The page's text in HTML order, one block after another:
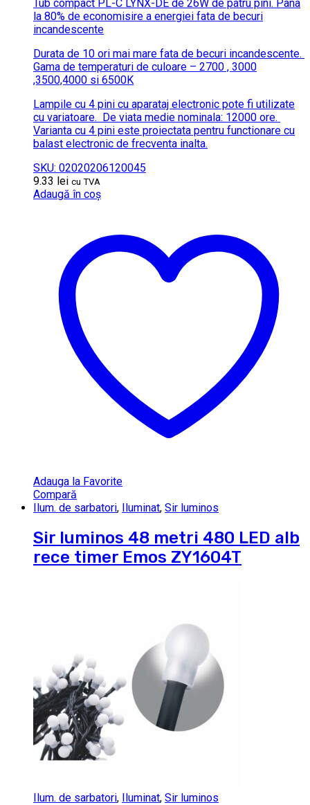
Tub compact PL-C LYNX-DE de 26W de patru pini. Pana
la 80% de economisire a energiei fata de becuri
incandescente
Durata de 10 ori mai mare fata de becuri incandescente.
Gama de temperaturi de culoare – 2700 , 3000
,3500,4000 si 6500K
Lampile cu 4 pini cu aparataj electronic pote fi utilizate
cu variatoare. De viata medie nominala: 12000 ore.
Varianta cu 4 pini este proiectata pentru functionare cu
balast electronic de frecventa inalta.
SKU: 02020206120045
9.33 lei cu TVA
Adaugă în coș
Adauga la Favorite
Compară
Ilum. de sarbatori, Iluminat, Sir luminos
Sir luminos 48 metri 480 LED alb
rece timer Emos ZY1604T
Ilum. de sarbatori, Iluminat, Sir luminos